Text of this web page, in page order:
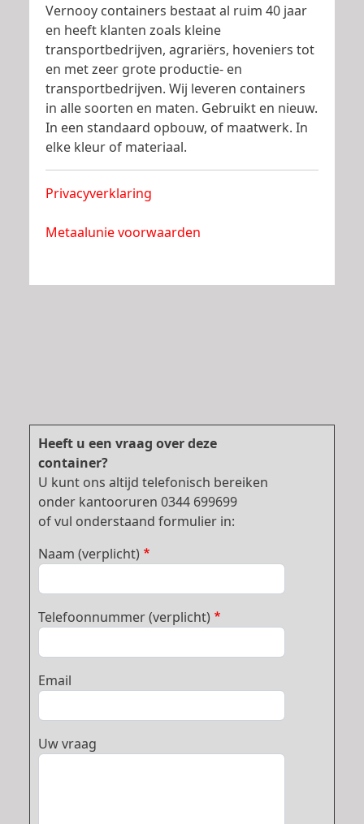
Vernooy containers bestaat al ruim 40 jaar
en heeft klanten zoals kleine
transportbedrijven, agrariërs, hoveniers tot
en met zeer grote productie- en
transportbedrijven. Wij leveren containers
in alle soorten en maten. Gebruikt en nieuw.
In een standaard opbouw, of maatwerk. In
elke kleur of materiaal.
Privacyverklaring
Metaalunie voorwaarden
Heeft u een vraag over deze
container?
U kunt ons altijd telefonisch bereiken
onder kantooruren 0344 699699
of vul onderstaand formulier in:
Naam (verplicht)
Telefoonnummer (verplicht)
Email
Uw vraag